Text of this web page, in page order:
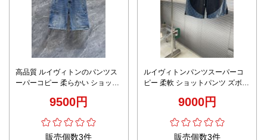
高品質 ルイヴィトンのパンツス
ーパーコピー 柔らかい ショット
9500円
販売個数3件
ルイヴィトンパンツスーパーコ
ピー 柔軟 ショットパンツ ズボン
9000円
販売個数3件